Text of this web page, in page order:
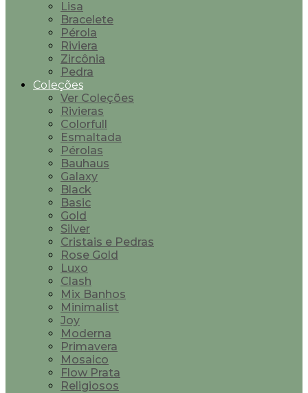
Lisa
Bracelete
Pérola
Riviera
Zircônia
Pedra
Coleções
Ver Coleções
Rivieras
Colorfull
Esmaltada
Pérolas
Bauhaus
Galaxy
Black
Basic
Gold
Silver
Cristais e Pedras
Rose Gold
Luxo
Clash
Mix Banhos
Minimalist
Joy
Moderna
Primavera
Mosaico
Flow Prata
Religiosos